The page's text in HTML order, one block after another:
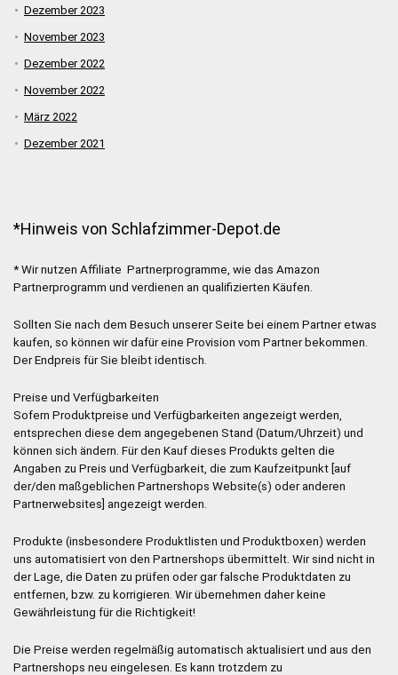
Dezember 2023
November 2023
Dezember 2022
November 2022
März 2022
Dezember 2021
*Hinweis von Schlafzimmer-Depot.de
* Wir nutzen Affiliate Partnerprogramme, wie das Amazon
Partnerprogramm und verdienen an qualifizierten Käufen.
Sollten Sie nach dem Besuch unserer Seite bei einem Partner etwas
kaufen, so können wir dafür eine Provision vom Partner bekommen.
Der Endpreis für Sie bleibt identisch.
Preise und Verfügbarkeiten
Sofern Produktpreise und Verfügbarkeiten angezeigt werden,
entsprechen diese dem angegebenen Stand (Datum/Uhrzeit) und
können sich ändern. Für den Kauf dieses Produkts gelten die
Angaben zu Preis und Verfügbarkeit, die zum Kaufzeitpunkt [auf
der/den maßgeblichen Partnershops Website(s) oder anderen
Partnerwebsites] angezeigt werden.
Produkte (insbesondere Produktlisten und Produktboxen) werden
uns automatisiert von den Partnershops übermittelt. Wir sind nicht in
der Lage, die Daten zu prüfen oder gar falsche Produktdaten zu
entfernen, bzw. zu korrigieren. Wir übernehmen daher keine
Gewährleistung für die Richtigkeit!
Die Preise werden regelmäßig automatisch aktualisiert und aus den
Partnershops neu eingelesen. Es kann trotzdem zu